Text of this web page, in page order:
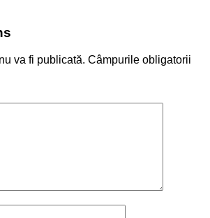
va fi publicată. Câmpurile obligatorii